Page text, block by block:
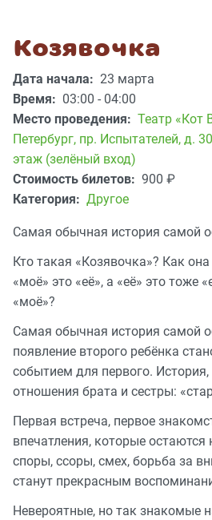
Козявочка
Дата начала: 23 марта
Время: 03:00 - 04:00
Место проведения: Театр «Кот
Петербург, пр. Испытателей, д.
этаж (зелёный вход)
Стоимость билетов: 900 ₽
Категория: Другое
Самая обычная история самой
Кто такая «Козявочка»? Как
«моё» это «её», а «её» это тоже
«моё»?
Самая обычная история самой
появление второго ребёнка
событием для первого.
отношения брата и сестры:
Первая встреча, первое
впечатления, которые
споры, ссоры, смех, борьба за
станут прекрасным
Невероятные, но так знакомые